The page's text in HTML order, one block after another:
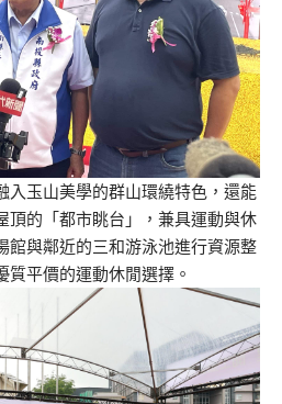
入玉山美學的群山環繞特色，還能
頂的「都市眺台」，兼具運動與休
館與鄰近的三和游泳池進行資源整
平價的運動休閒選擇。